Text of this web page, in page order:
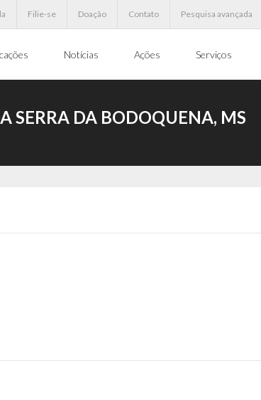
Filie-se Doação Contato Pesquisa avançada
Notícias Ações Serviços
SERRA DA BODOQUENA, MS